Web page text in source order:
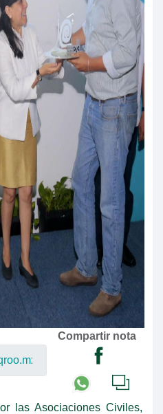
Compartir nota
las Asociaciones Civiles,